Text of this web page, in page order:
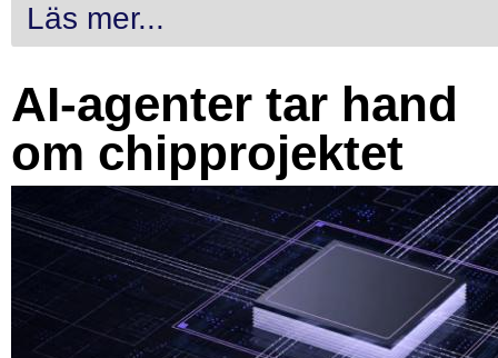
Läs mer...
AI-agenter tar hand
om chipprojektet